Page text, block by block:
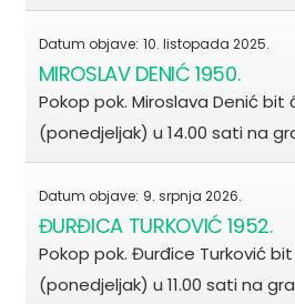
Datum objave: 10. listopada 2025.
MIROSLAV DENIĆ 1950.
Pokop pok. Miroslava Denić bit
(ponedjeljak) u 14.00 sati na
Datum objave: 9. srpnja 2026.
ĐURĐICA TURKOVIĆ 1952.
Pokop pok. Đurđice Turković bit
(ponedjeljak) u 11.00 sati na